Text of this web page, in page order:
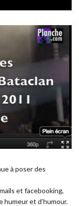
à poser des
et facebooking,
et d’humour.